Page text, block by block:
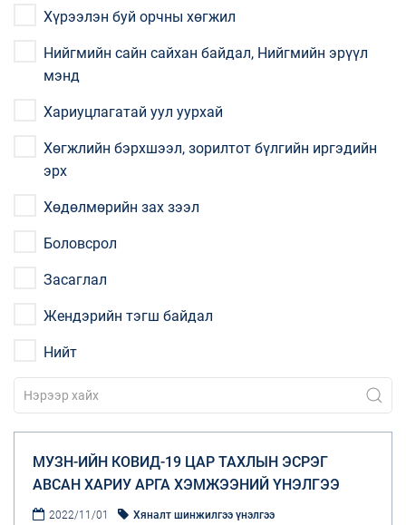
Хүрээлэн буй орчны хөгжил
Нийгмийн сайн сайхан байдал, Нийгмийн эрүүл
мэнд
Хариуцлагатай уул уурхай
Хөгжлийн бэрхшээл, зорилтот бүлгийн иргэдийн
эрх
Хөдөлмөрийн зах зээл
Боловсрол
Засаглал
Жендэрийн тэгш байдал
Нийт
МУЗН-ИЙН КОВИД-19 ЦАР ТАХЛЫН ЭСРЭГ
АВСАН ХАРИУ АРГА ХЭМЖЭЭНИЙ ҮНЭЛГЭЭ
2022/11/01 Хяналт шинжилгээ үнэлгээ